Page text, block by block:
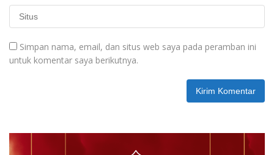
Simpan nama, email, dan situs web saya pada peramban ini
untuk komentar saya berikutnya.